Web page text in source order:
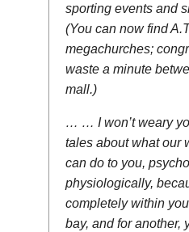
sporting events and
(You can now find
megachurches;
waste a minute
mall.)
… … I won’t weary
tales about what our
can do to you,
physiologically,
completely within
bay, and for another,